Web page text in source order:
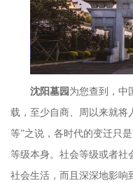
沈阳墓园 为您查到，中
载，至少自商、周以来就将
等”之说，各时代的变迁只
等级本身。社会等级或者社
社会生活，而且深深地影响